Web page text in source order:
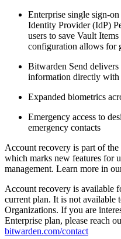
Enterprise single sign-
Identity Provider (IdP)
users to save Vault
configuration allows for
Bitwarden Send delivers
information directly with
Expanded biometrics
Emergency access to
emergency contacts
Account recovery is part of
which marks new features for
management. Learn more in
Account recovery is available
current plan. It is not available
Organizations. If you are
Enterprise plan, please reach
bitwarden.com/contact